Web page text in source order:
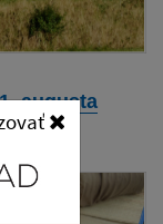
augusta